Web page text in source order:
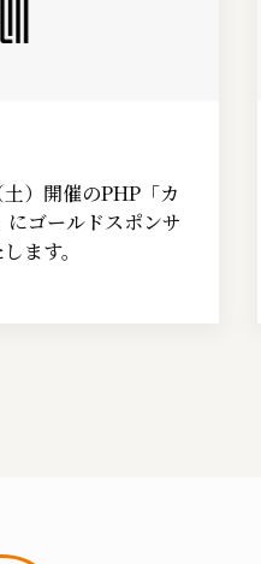
）開催のPHP「カ
にゴールドスポンサ
ます。